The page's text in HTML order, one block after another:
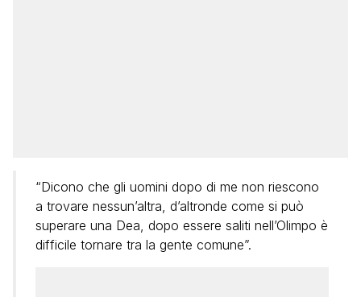
“Dicono che gli uomini dopo di me non riescono
a trovare nessun’altra, d’altronde come si può
superare una Dea, dopo essere saliti nell’Olimpo è
difficile tornare tra la gente comune”.